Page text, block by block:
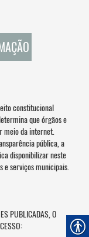
constitucional
que órgãos e
meio da internet.
pública, a
disponibilizar neste
e serviços municipais.
PUBLICADAS, O